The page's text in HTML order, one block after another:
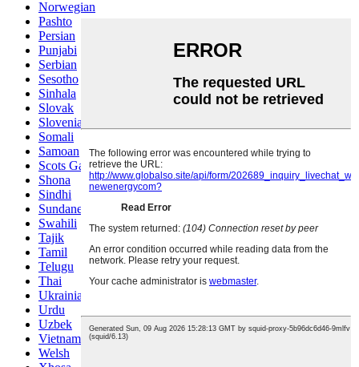
Norwegian
Pashto
Persian
Punjabi
Serbian
Sesotho
Sinhala
Slovak
Slovenian
Somali
Samoan
Scots Gaelic
Shona
Sindhi
Sundanese
Swahili
Tajik
Tamil
Telugu
Thai
Ukrainian
Urdu
Uzbek
Vietnamese
Welsh